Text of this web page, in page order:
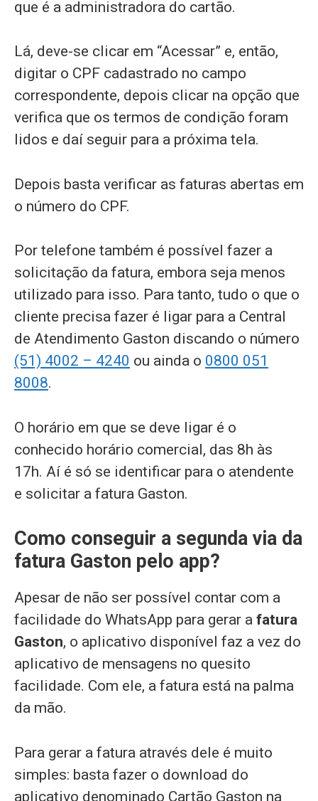
que é a administradora do cartão.
Lá, deve-se clicar em “Acessar” e, então,
digitar o CPF cadastrado no campo
correspondente, depois clicar na opção que
verifica que os termos de condição foram
lidos e daí seguir para a próxima tela.
Depois basta verificar as faturas abertas em
o número do CPF.
Por telefone também é possível fazer a
solicitação da fatura, embora seja menos
utilizado para isso. Para tanto, tudo o que o
cliente precisa fazer é ligar para a Central
de Atendimento Gaston discando o número
(51) 4002 – 4240 ou ainda o 0800 051
8008.
O horário em que se deve ligar é o
conhecido horário comercial, das 8h às
17h. Aí é só se identificar para o atendente
e solicitar a fatura Gaston.
Como conseguir a segunda via da
fatura Gaston pelo app?
Apesar de não ser possível contar com a
facilidade do WhatsApp para gerar a fatura
Gaston, o aplicativo disponível faz a vez do
aplicativo de mensagens no quesito
facilidade. Com ele, a fatura está na palma
da mão.
Para gerar a fatura através dele é muito
simples: basta fazer o download do
aplicativo denominado Cartão Gaston na